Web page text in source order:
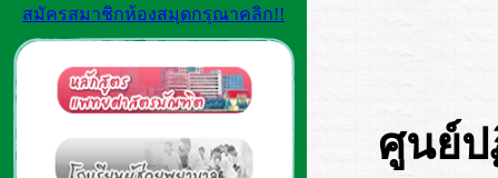
สมัครสมาชิกห้องสมุดกรุณาคลิก!!
ศูนย์ป